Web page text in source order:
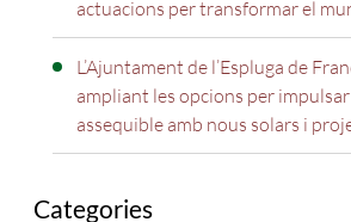
actuacions per transformar el
L’Ajuntament de l’Espluga de
ampliant les opcions per
assequible amb nous solars i
Categories